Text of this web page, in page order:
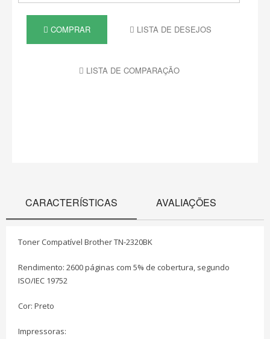
COMPRAR LISTA DE DESEJOS
LISTA DE COMPARAÇÃO
CARACTERÍSTICAS AVALIAÇÕES
Toner Compatível Brother TN-2320BK
Rendimento: 2600 páginas com 5% de cobertura, segundo
ISO/IEC 19752
Cor: Preto
Impressoras: